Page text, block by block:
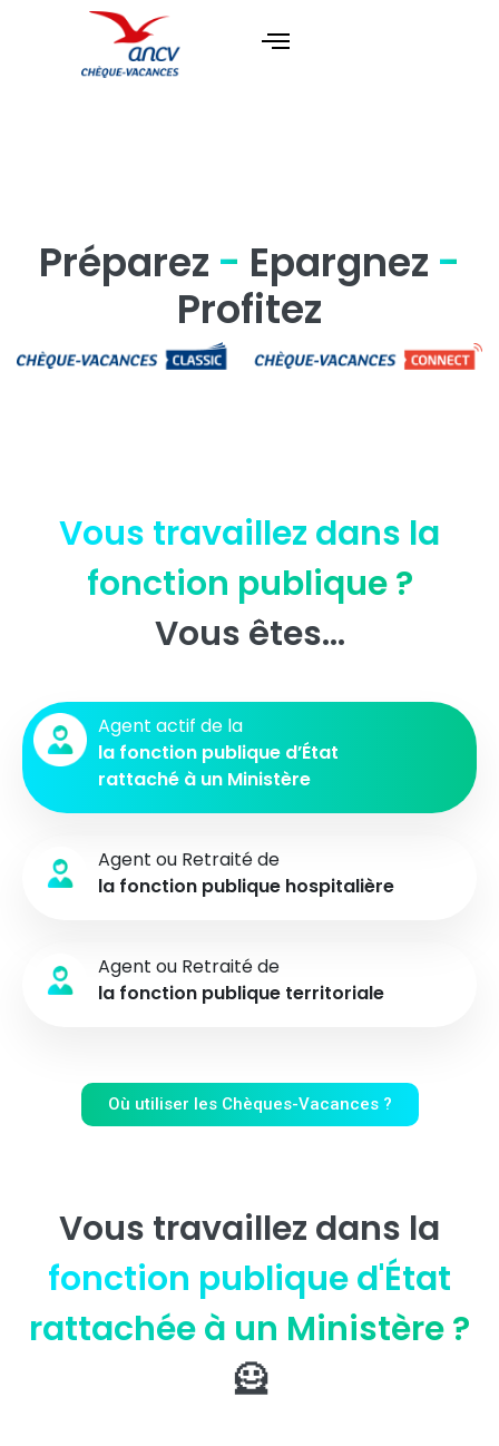
Préparez - Epargnez -
Profitez
Vous travaillez dans la
fonction publique ?
Vous êtes…
Agent actif de la
la fonction publique d’État
rattaché à un Ministère
Agent ou Retraitéde
la fonction publique hospitalière
Agent ou Retraitéde
la fonction publique territoriale
Où utiliser les Chèques-Vacances ?
Vous travaillez dans la
fonction publique d'État
rattachée à un Ministère ?
🦸